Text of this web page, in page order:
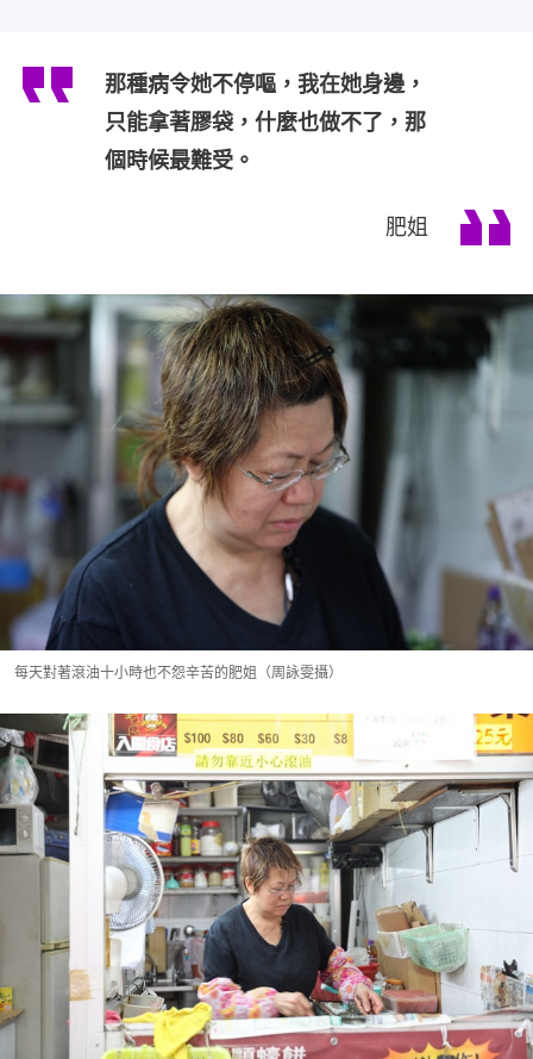
那種病令她不停嘔，我在她身邊，
只能拿著膠袋，什麼也做不了，那
個時候最難受。
肥姐
每天對著滾油十小時也不怨辛苦的肥姐（周詠雯攝）